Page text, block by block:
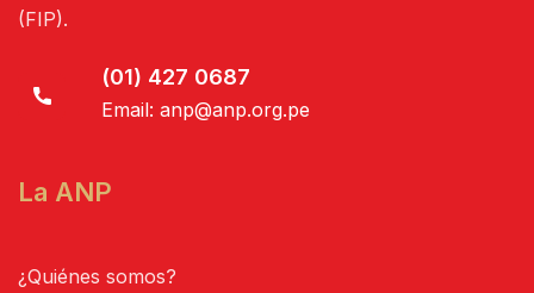
(FIP).
(01) 427 0687
Email: anp@anp.org.pe
La ANP
¿Quiénes somos?